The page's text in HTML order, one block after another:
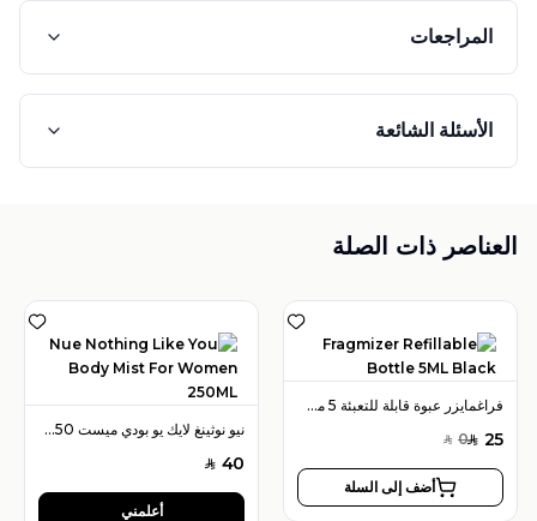
المراجعات
الأسئلة الشائعة
العناصر ذات الصلة
نيو نوثينغ لايك يو بودي ميست 250 مل للنساء
SAR 40
أعلمني
فراغمايزر عبوة قابلة للتعبئة 5 مل لون أسود
SAR 25
SAR 0
أضف إلى السلة